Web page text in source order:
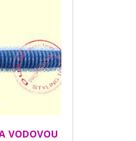
VODOVOU